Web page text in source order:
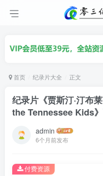
首页 纪录片大全 正文
纪录片《贾斯汀·汀布
the Tennessee Kids
admin
6个月前发布
付费资源